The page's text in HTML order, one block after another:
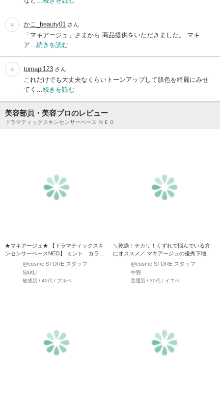
かこ_beauty01 さん
「マキアージュ」さまから 商品提供をいただきました。 マキ
ア… 続きを読む
tomapi123 さん
これだけでも大丈夫なくらいトーンアップして肌色を綺麗にみせ
てく… 続きを読む
美容部員・美容プロのレビュー
ドラマティックスキンセンサーベース ＮＥＯ
★マキアージュ★ 【ドラマティックスキ
ンセンサーベースNEO】 ミント カラー
SPF50＋PA…@cosme STORE スタッフ
SAKU
敏感肌 / 40代 / ブルベ
＼乾燥！テカリ！くずれで悩んでいる方
にオススメ／ マキアージュの優秀下地は
こんな効果があるんです…
@cosme STORE スタッフ
中野
普通肌 / 30代 / イエベ